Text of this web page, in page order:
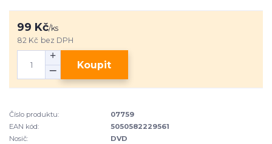
99 Kč/ks
82 Kč bez DPH
Koupit
Číslo produktu:
07759
EAN kód:
5050582229561
Nosič:
DVD